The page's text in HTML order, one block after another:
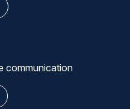
communication